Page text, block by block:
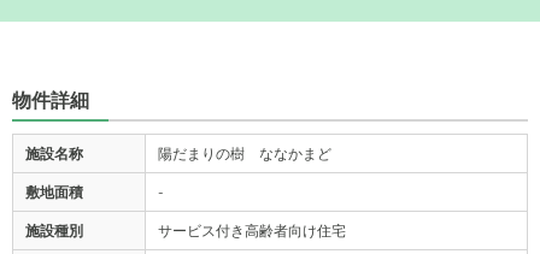
物件詳細
施設名称 陽だまりの樹 ななかまど
敷地面積 -
施設種別 サービス付き高齢者向け住宅